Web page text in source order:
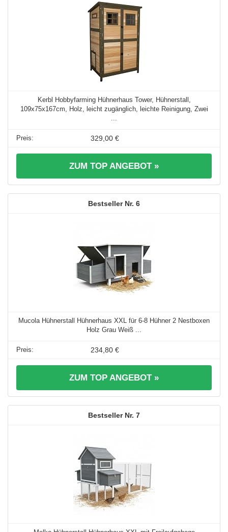
Kerbl Hobbyfarming Hühnerhaus Tower, Hühnerstall,
109x75x167cm, Holz, leicht zugänglich, leichte Reinigung, Zwei
...
329,00 €
ZUM TOP ANGEBOT »
6
Mucola Hühnerstall Hühnerhaus XXL für 6-8 Hühner 2 Nestboxen
Holz Grau Weiß ...
234,80 €
ZUM TOP ANGEBOT »
7